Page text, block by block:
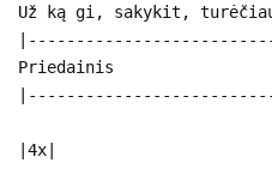
Už ką gi, sakykit,
Priedainis
|4x|